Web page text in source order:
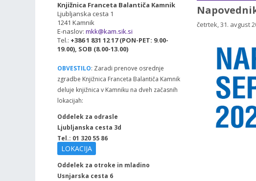
četrtek, 31. avgust
Knjižnica Franceta Balantiča Kamnik
Ljubljanska cesta 1
1241 Kamnik
E-naslov: mkk@kam.sik.si
Tel.: +386 1 831 12 17 (PON-PET: 9.00-
19.00), SOB (8.00-13.00)
OBVESTILO: Zaradi prenove osrednje
zgradbe Knjižnica Franceta Balantiča Kamnik
deluje knjižnica v Kamniku na dveh začasnih
lokacijah:
Oddelek za odrasle
Ljubljanska cesta 3d
Tel.: 01 320 55 86
LOKACIJA
Oddelek za otroke in mladino
Usnjarska cesta 6